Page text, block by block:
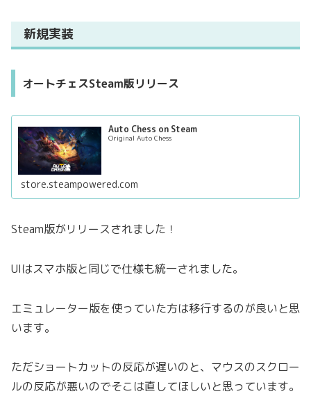
新規実装
オートチェスSteam版リリース
Auto Chess on Steam
Original Auto Chess
store.steampowered.com
Steam版がリリースされました！
UIはスマホ版と同じで仕様も統一されました。
エミュレーター版を使っていた方は移行するのが良いと思
います。
ただショートカットの反応が遅いのと、マウスのスクロー
ルの反応が悪いのでそこは直してほしいと思っています。